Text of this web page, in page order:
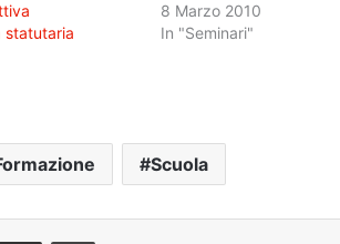
statutaria
8 Marzo 2010
In "Seminari"
Scuola